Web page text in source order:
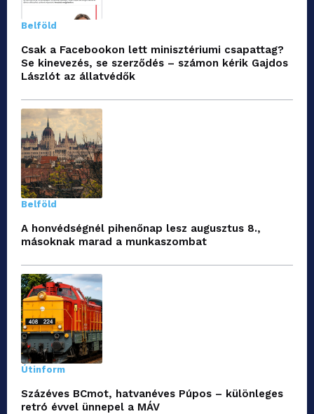
Belföld
Csak a Facebookon lett minisztériumi csapattag?
Se kinevezés, se szerződés – számon kérik Gajdos
Lászlót az állatvédők
Belföld
A honvédségnél pihenőnap lesz augusztus 8.,
másoknak marad a munkaszombat
Útinform
Százéves BCmot, hatvanéves Púpos – különleges
retró évvel ünnepel a MÁV